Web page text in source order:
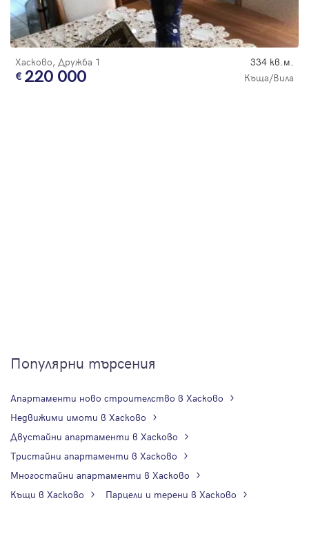
Хасково, Дружба 1 334 кв.м.
220 000 Къща/Вила
Популярни търсения
Апартаменти ново строителство в Хасково
Недвижими имоти в Хасково
Двустайни апартаменти в Хасково
Тристайни апартаменти в Хасково
Многостайни апартаменти в Хасково
Къщи в Хасково
Парцели и терени в Хасково
Парола